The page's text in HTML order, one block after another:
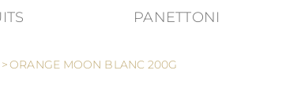
Show submenu for Produits category
PANETTONI
>ORANGE MOON BLANC 200G